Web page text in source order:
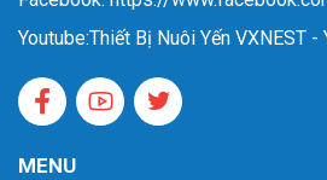
Youtube:Thiết Bị Nuôi Yến VXNEST -
MENU